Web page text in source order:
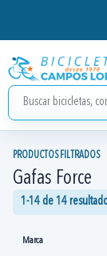
PRODUCTOS FILTRADOS
Gafas Force
1-14 de 14
Marca